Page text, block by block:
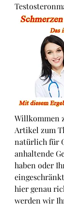
Willkommen
Artikel zum
natürlich für
anhaltende
haben oder
hier genau
werden wir